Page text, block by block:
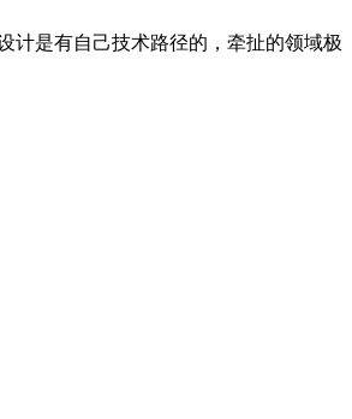
计是有自己技术路径的，牵扯的领域极